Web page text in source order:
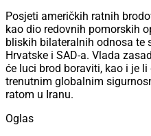
Posjeti američkih ratnih
kao dio redovnih pomorskih
bliskih bilateralnih odnosa te
Hrvatske i SAD‑a. Vlada
će luci brod boraviti, kao i je
trenutnim globalnim
ratom u Iranu.
Oglas